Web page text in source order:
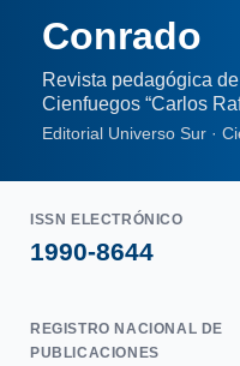
Conrado
Revista pedagógica
Cienfuegos “Carlos
Editorial Universo Sur ·
ISSN ELECTRÓNICO
1990-8644
REGISTRO NACIONAL DE
PUBLICACIONES